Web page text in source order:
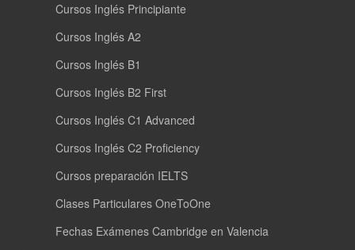
Cursos Inglés Principiante
Cursos Inglés A2
Cursos Inglés B1
Cursos Inglés B2 First
Cursos Inglés C1 Advanced
Cursos Inglés C2 Proficiency
Cursos preparación IELTS
Clases Particulares OneToOne
Fechas Exámenes Cambridge en Valencia